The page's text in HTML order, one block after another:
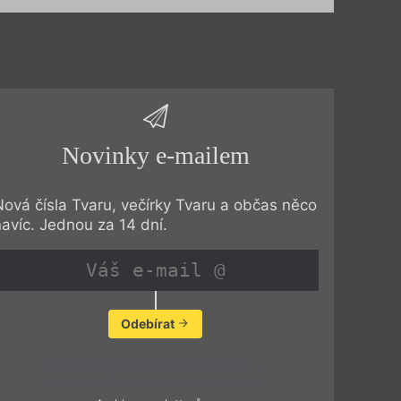
Novinky e-mailem
čísla Tvaru, večírky Tvaru a občas něco
Jednou za 14 dní.
Odebírat